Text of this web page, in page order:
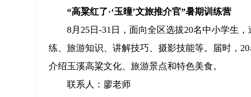
“高粱红了·‘玉曈’文旅推介官”暑期训练营
8月25日-31日，面向全区选拔20名中小学生
练、旅游知识、讲解技巧、摄影技能等。届时，
介绍玉溪高粱文化、旅游景点和特色美食。
联系人：廖老师